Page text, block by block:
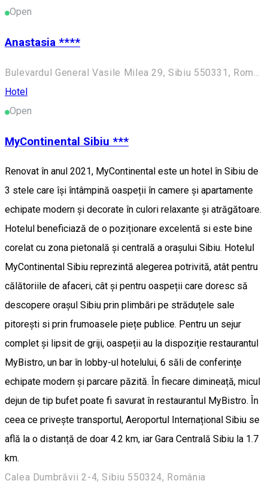
Open
Anastasia ****
Bulevardul General Vasile Milea 29, Sibiu 550331, România
Hotel
Open
MyContinental Sibiu ***
Renovat în anul 2021, MyContinental este un hotel în Sibiu de
3 stele care își întâmpină oaspeții în camere și apartamente
echipate modern și decorate în culori relaxante și atrăgătoare.
Hotelul beneficiază de o poziționare excelentă si este bine
corelat cu zona pietonală și centrală a orașului Sibiu. Hotelul
MyContinental Sibiu reprezintă alegerea potrivită, atât pentru
călătoriile de afaceri, cât și pentru oaspeții care doresc să
descopere orașul Sibiu prin plimbări pe străduțele sale
pitorești si prin frumoasele piețe publice. Pentru un sejur
complet și lipsit de griji, oaspeții au la dispoziție restaurantul
MyBistro, un bar în lobby-ul hotelului, 6 săli de conferințe
echipate modern și parcare păzită. În fiecare dimineață, micul
dejun de tip bufet poate fi savurat în restaurantul MyBistro. În
ceea ce privește transportul, Aeroportul Internațional Sibiu se
află la o distanță de doar 4.2 km, iar Gara Centrală Sibiu la 1.7
km.
Calea Dumbrăvii 2-4, Sibiu 550324, România